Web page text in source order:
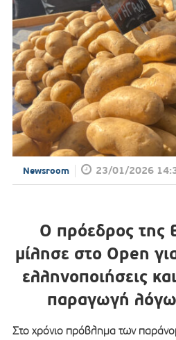
Newsroom 23/01/2026
Ο πρόεδρος της
μίλησε στο Open
ελληνοποιήσεις
παραγωγή
Στο χρόνιο πρόβλημα των